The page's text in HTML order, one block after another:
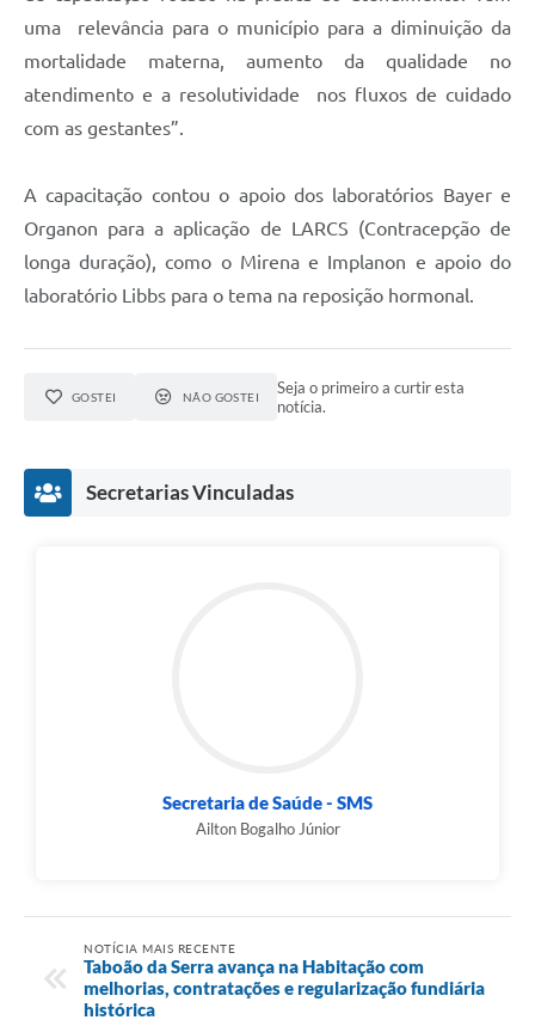
uma relevância para o município para a diminuição da
mortalidade materna, aumento da qualidade no
atendimento e a resolutividade nos fluxos de cuidado
com as gestantes”.
A capacitação contou o apoio dos laboratórios Bayer e
Organon para a aplicação de LARCS (Contracepção de
longa duração), como o Mirena e Implanon e apoio do
laboratório Libbs para o tema na reposição hormonal.
GOSTEI NÃO GOSTEI
Seja o primeiro a curtir esta
notícia.
Secretarias Vinculadas
Secretaria de Saúde - SMS
Ailton Bogalho Júnior
NOTÍCIA MAIS RECENTE
Taboão da Serra avança na Habitação com
melhorias, contratações e regularização fundiária
histórica